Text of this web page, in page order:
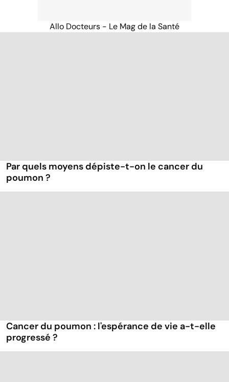
Allo Docteurs - Le Mag de la Santé
Par quels moyens dépiste-t-on le cancer du
poumon ?
Cancer du poumon : l'espérance de vie a-t-elle
progressé ?